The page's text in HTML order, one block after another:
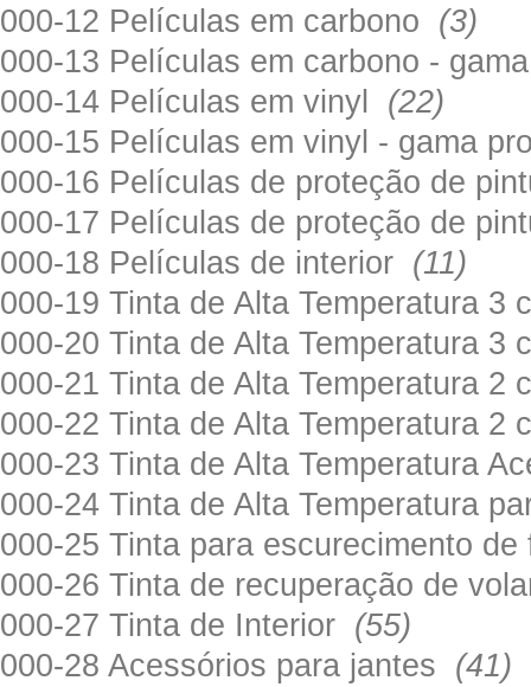
000-12 Películas em carbono (3)
000-13 Películas em carbono -
000-14 Películas em vinyl (22)
000-15 Películas em vinyl - gama
000-16 Películas de proteção de
000-17 Películas de proteção de
000-18 Películas de interior (11)
000-19 Tinta de Alta Temperatura
000-20 Tinta de Alta Temperatura
000-21 Tinta de Alta Temperatura
000-22 Tinta de Alta Temperatura
000-23 Tinta de Alta Temperatura
000-24 Tinta de Alta Temperatura
000-25 Tinta para escurecimento
000-26 Tinta de recuperação de
000-27 Tinta de Interior (55)
000-28 Acessórios para jantes (41)